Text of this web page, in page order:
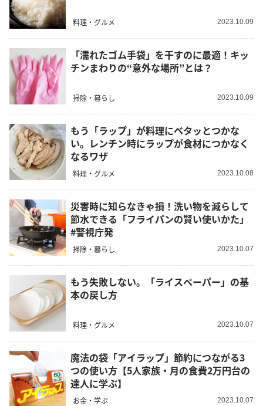
料理・グルメ 2023.10.09
「濡れたゴム手袋」を干すのに最適！キッ
チンまわりの“意外な場所”とは？
掃除・暮らし 2023.10.09
もう「ラップ」が料理にベタッとつかな
い。レンチン時にラップが食材につかなく
なるワザ
料理・グルメ 2023.10.08
災害時に知らなきゃ損！洗い物を減らして
節水できる「フライパンの賢い使いかた」
#警視庁発
掃除・暮らし 2023.10.07
もう失敗しない。「ライスペーパー」の基
本の戻し方
料理・グルメ 2023.10.07
魔法の袋「アイラップ」節約につながる3
つの使い方【5人家族・月の食費2万円台の
達人に学ぶ】
お金・学ぶ 2023.10.07